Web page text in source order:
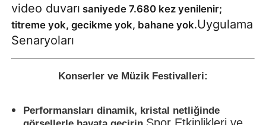
video duvarı saniyede 7.680 kez yenilenir;
titreme yok, gecikme yok, bahane yok.Uygulama
Senaryoları
Konserler ve Müzik Festivalleri:
Performansları dinamik, kristal netliğinde